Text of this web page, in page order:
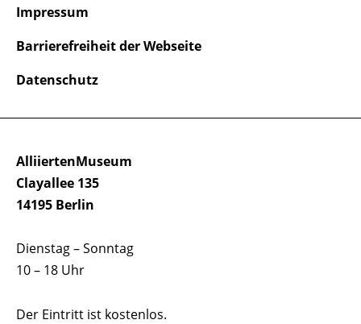
AlliiertenMuseum
Clayallee 135
14195 Berlin
Dienstag – Sonntag
10 – 18 Uhr
Der Eintritt ist kostenlos.
Impressum
Barrierefreiheit der Webseite
Datenschutz